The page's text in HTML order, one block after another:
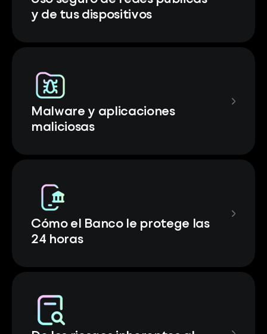
y de tus dispositivos
Malware y aplicaciones
maliciosas
Cómo el Banco le protege las
24 horas